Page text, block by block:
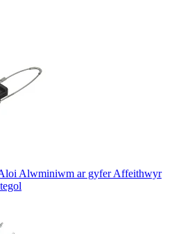
Alwminiwm ar gyfer Affeithwyr